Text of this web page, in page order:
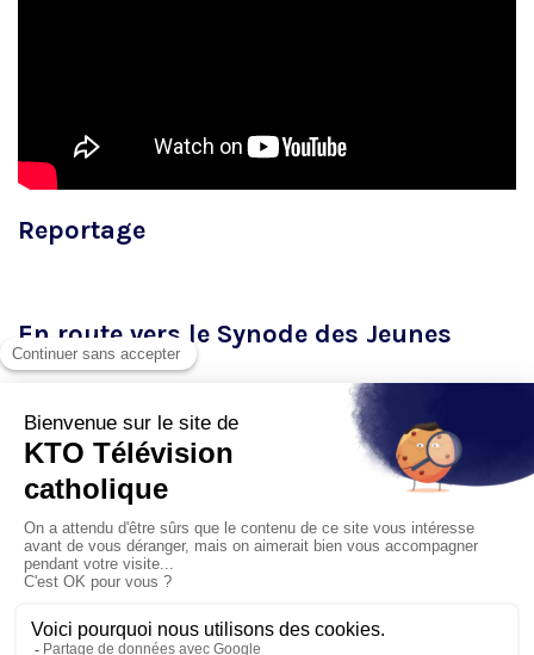
Reportage
En route vers le Synode des Jeunes